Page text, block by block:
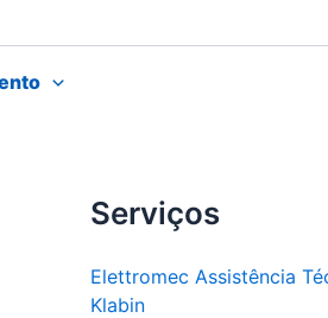
Serviços
Elettromec Assistência
Klabin